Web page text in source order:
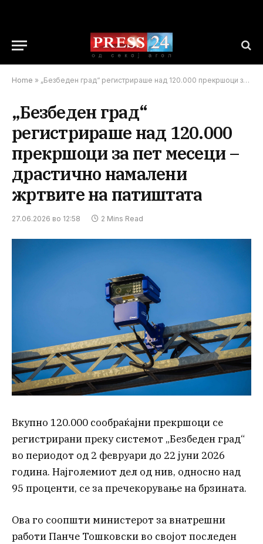
Home » „Безбеден град“ регистрираше над 120.000 прекршоци за пет месеци – драстично намалени жртвите на патиштата
„Безбеден град“
регистрираше над 120.000
прекршоци за пет месеци –
драстично намалени
жртвите на патиштата
27.06.2026 во 12:58 2 Mins Read
Вкупно 120.000 сообраќајни прекршоци се
регистрирани преку системот „Безбеден град“
во периодот од 2 февруари до 22 јуни 2026
година. Најголемиот дел од нив, односно над
95 проценти, се за пречекорување на брзината.
Ова го соопшти министерот за внатрешни
работи Панче Тошковски во својот последен